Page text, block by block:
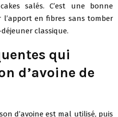
salés. C’est une bonne
en fibres sans tomber
classique.
qui
d’avoine de
d’avoine est mal utilisé, puis